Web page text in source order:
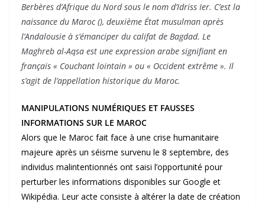
Berbères d’Afrique du Nord sous le nom d’Idriss Ier. C’est la
naissance du Maroc (), deuxième État musulman après
l’Andalousie à s’émanciper du califat de Bagdad. Le
Maghreb al-Aqsa est une expression arabe signifiant en
français « Couchant lointain » ou « Occident extrême ». Il
s’agit de l’appellation historique du Maroc.
MANIPULATIONS NUMÉRIQUES ET FAUSSES
INFORMATIONS SUR LE MAROC
Alors que le Maroc fait face à une crise humanitaire
majeure après un séisme survenu le 8 septembre, des
individus malintentionnés ont saisi l’opportunité pour
perturber les informations disponibles sur Google et
Wikipédia. Leur acte consiste à altérer la date de création